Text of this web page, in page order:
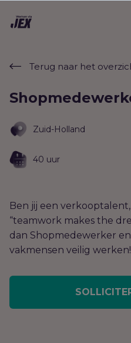
Terug naar het
Zuid-Holland
40 uur
Ben jij een
“teamwork makes the
dan Shopmedewerker
vakmensen veilig werken!